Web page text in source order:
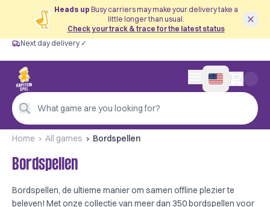
Heads up Busy carriers may make your delivery take a
little longer than usual.
Check your track & trace for the latest status
Free from €60
Next day delivery ✓
Personal advice
4,9/5 —
Next day delivery ✓
What game are you looking for?
0 items in cart
Home All games Bordspellen
Bordspellen
Bordspellen, de ultieme manier om samen offline plezier te
beleven! Met onze collectie van meer dan 350 bordspellen voor